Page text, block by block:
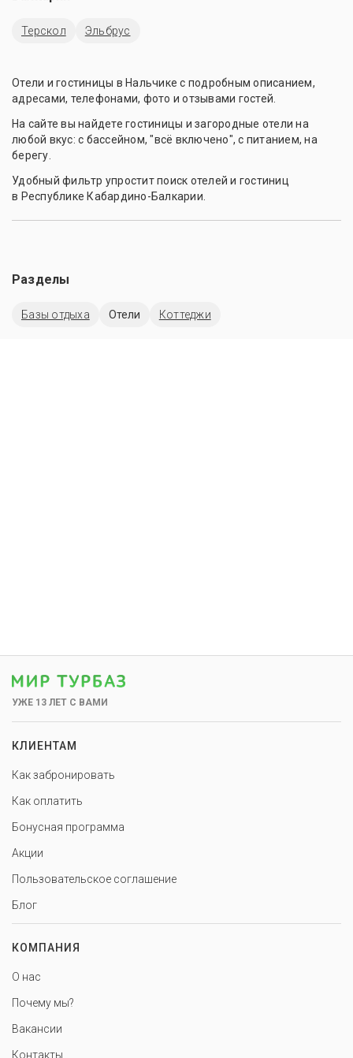
Терскол Эльбрус
Отели и гостиницы в Нальчике с подробным описанием,
адресами, телефонами, фото и отзывами гостей.
На сайте вы найдете гостиницы и загородные отели на
любой вкус: с бассейном, "всё включено", с питанием, на
берегу.
Удобный фильтр упростит поиск отелей и гостиниц
в Республике Кабардино-Балкарии.
Разделы
Базы отдыха Отели Коттеджи
УЖЕ 13 ЛЕТ С ВАМИ
КЛИЕНТАМ
Как забронировать
Как оплатить
Бонусная программа
Акции
Пользовательское соглашение
Блог
КОМПАНИЯ
О нас
Почему мы?
Вакансии
Контакты